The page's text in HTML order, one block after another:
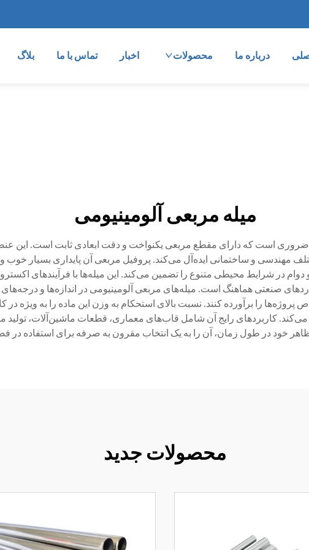
درباره ما محصولات اخبار تماس با ما بلاگ
میله مربعی آلومینیومی
ضروری است که دارای مقطع مربعی یکنواخت و دقت ابعادی ثابت است. این
مهندسی و ساختمانی ایده‌آل می‌کند. پروفیل مربعی آن پایداری بسیار خوب
در شرایط محیطی متنوع را تضمین می‌کند. این میله‌ها با فرآیندهای
صنعتی هماهنگ است. میله‌های مربعی آلومینیومی در اندازه‌ها و درجه‌های
پروژه‌ها را برآورده کنند. نسبت بالای استحکام به وزن این ماده را به
می‌کند. کاربردهای رایج آن شامل قاب‌های معماری، قطعات ماشین‌آلات،
خود در طول زمان، آن را به یک انتخاب مقرون به صرفه برای استفاده در
محصولات جدید